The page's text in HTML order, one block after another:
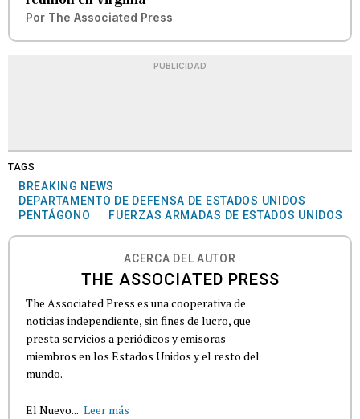
Por The Associated Press
PUBLICIDAD
TAGS
BREAKING NEWS
DEPARTAMENTO DE DEFENSA DE ESTADOS UNIDOS
PENTÁGONO
FUERZAS ARMADAS DE ESTADOS UNIDOS
ACERCA DEL AUTOR
THE ASSOCIATED PRESS
The Associated Press es una cooperativa de
noticias independiente, sin fines de lucro, que
presta servicios a periódicos y emisoras
miembros en los Estados Unidos y el resto del
mundo.
El Nuevo... Leer más